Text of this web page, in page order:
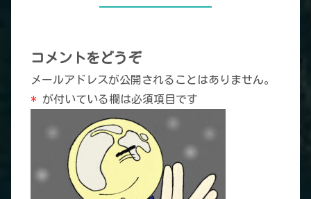
コメントをどうぞ
メールアドレスが公開されることはありません。
* が付いている欄は必須項目です